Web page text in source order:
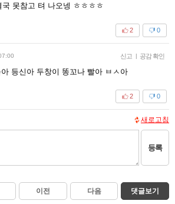
못참고 텨 나오넹 ㅎㅎㅎㅎ
0
2
신고 | 공감 확인
등신아 두창이 똥꼬나 빨아 ㅂㅅ아
0
2
새로고침
등록
이전 다음 댓글보기